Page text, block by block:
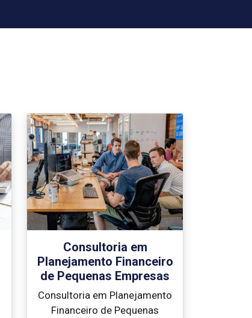
Consultoria em
Planejamento Financeiro
de Pequenas Empresas
Consultoria em Planejamento
Financeiro de Pequenas